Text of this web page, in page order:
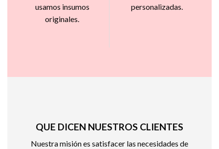
usamos insumos
originales.
personalizadas.
QUE DICEN NUESTROS CLIENTES
Nuestra misión es satisfacer las necesidades de